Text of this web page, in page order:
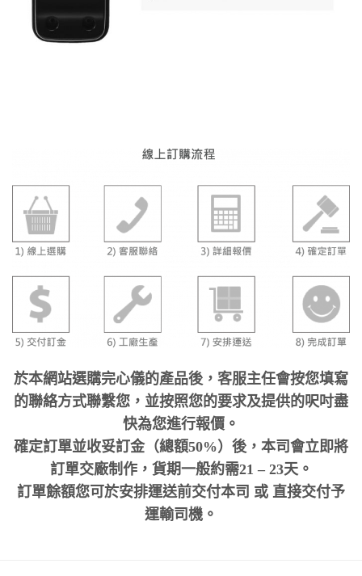
於本網站選購完心儀的產品後，客服主任會按您填寫
的聯絡方式聯繫您，並按照您的要求及提供的呎吋盡
快為您進行報價。
確定訂單並收妥訂金（總額50%）後，本司會立即將
訂單交廠制作，貨期一般約需21 – 23天。
訂單餘額您可於安排運送前交付本司 或 直接交付予
運輸司機。